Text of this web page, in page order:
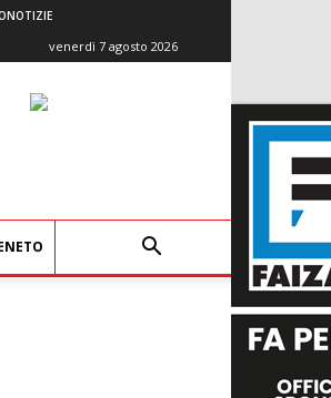
venerdì 7 agosto 2026